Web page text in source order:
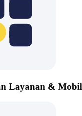
Layanan & Mobil